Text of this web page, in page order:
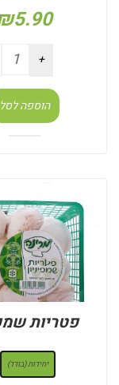
5.90
הוספה לסל
פטריות
יחידות (בודד)